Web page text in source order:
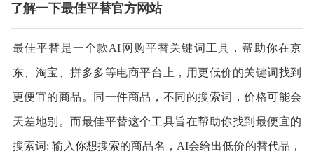
了解一下最佳平替官方网站
最佳平替是一个款AI网购平替关键词工具，帮助你在京
东、淘宝、拼多多等电商平台上，用更低价的关键词找到
更便宜的商品。同一件商品，不同的搜索词，价格可能会
天差地别。而最佳平替这个工具旨在帮助你找到最便宜的
搜索词: 输入你想搜索的商品名，AI会给出低价的替代品，